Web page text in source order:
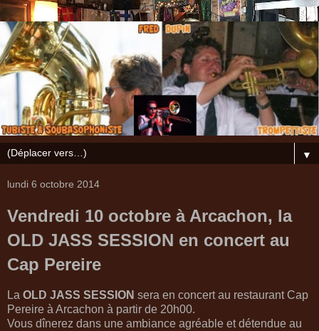
▼
lundi 6 octobre 2014
Vendredi 10 octobre à Arcachon, la
OLD JASS SESSION en concert au
Cap Pereire
La OLD JASS SESSION sera en concert au restaurant Cap
Pereire à Arcachon à partir de 20h00.
Vous dînerez dans une ambiance agréable et détendue au